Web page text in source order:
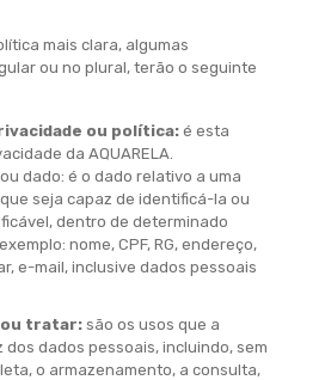
mais clara, algumas
ou no plural, terão o seguinte
ou política: é esta
da AQUARELA.
dado: é o dado relativo a uma
seja capaz de identificá-la ou
dentro de determinado
nome, CPF, RG, endereço,
e-mail, inclusive dados pessoais
tratar: são os usos que a
dos dados pessoais, incluindo, sem
o armazenamento, a consulta,